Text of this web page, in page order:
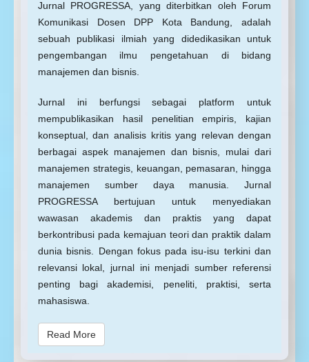
Jurnal PROGRESSA, yang diterbitkan oleh Forum
Komunikasi Dosen DPP Kota Bandung, adalah
sebuah publikasi ilmiah yang didedikasikan untuk
pengembangan ilmu pengetahuan di bidang
manajemen dan bisnis.
Jurnal ini berfungsi sebagai platform untuk
mempublikasikan hasil penelitian empiris, kajian
konseptual, dan analisis kritis yang relevan dengan
berbagai aspek manajemen dan bisnis, mulai dari
manajemen strategis, keuangan, pemasaran, hingga
manajemen sumber daya manusia. Jurnal
PROGRESSA bertujuan untuk menyediakan
wawasan akademis dan praktis yang dapat
berkontribusi pada kemajuan teori dan praktik dalam
dunia bisnis. Dengan fokus pada isu-isu terkini dan
relevansi lokal, jurnal ini menjadi sumber referensi
penting bagi akademisi, peneliti, praktisi, serta
mahasiswa.
Read More